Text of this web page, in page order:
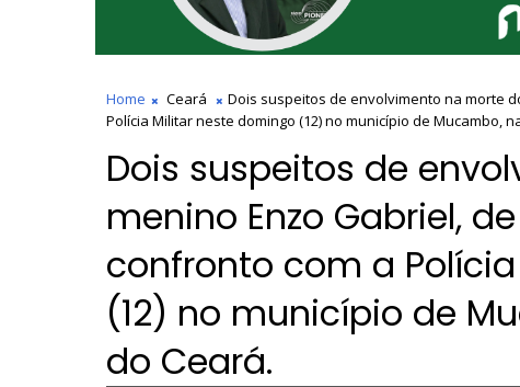
Home Ceará
Dois suspeitos de envolvimento na morte
Polícia Militar neste domingo (12) no município de Mucambo,
Dois suspeitos de
menino Enzo Gabriel,
confronto com a
(12) no município de
do Ceará.